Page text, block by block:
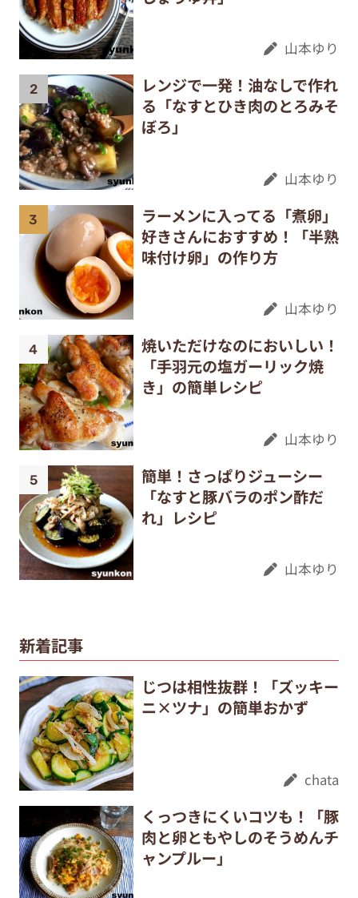
山本ゆり
レンジで一発！油なしで作れ
る「なすとひき肉のとろみそ
ぼろ」
山本ゆり
ラーメンに入ってる「煮卵」
好きさんにおすすめ！「半熟
味付け卵」の作り方
山本ゆり
焼いただけなのにおいしい！
「手羽元の塩ガーリック焼
き」の簡単レシピ
山本ゆり
簡単！さっぱりジューシー
「なすと豚バラのポン酢だ
れ」レシピ
山本ゆり
新着記事
じつは相性抜群！「ズッキー
ニ×ツナ」の簡単おかず
chata
くっつきにくいコツも！「豚
肉と卵ともやしのそうめんチ
ャンプルー」